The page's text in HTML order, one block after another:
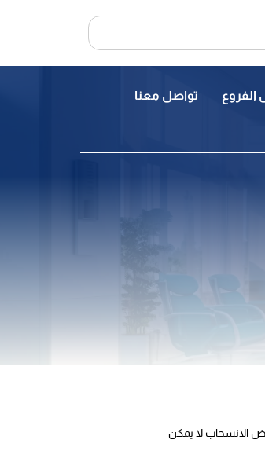
الفروع تواصل معنا
الانسحاب لا يمكن